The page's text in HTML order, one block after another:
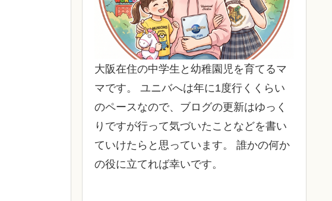
大阪在住の中学生と幼稚園児を育てるマ
マです。 ユニバへは年に1度行くくらい
のペースなので、ブログの更新はゆっく
りですが行って気づいたことなどを書い
ていけたらと思っています。 誰かの何か
の役に立てれば幸いです。